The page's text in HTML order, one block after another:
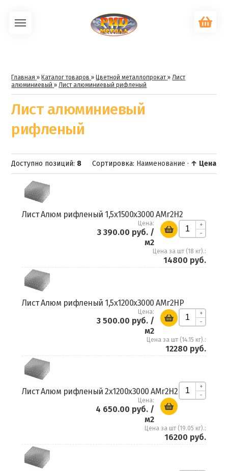
Главная » Каталог товаров » Цветной металлопрокат »Лист
алюминиевый »Лист алюминиевый рифленый
Лист алюминиевый
рифленый
Доступно позиций: 8 Сортировка: Наименование · ↑ Цена
Лист Алюм рифленый 1,5х1500х3000 АМг2Н2
+
-
Цена:
3 390.00 руб. /
м2
Цена за шт (18 кг).:
14800 руб.
Лист Алюм рифленый 1,5х1200х3000 АМг2НР
+
-
Цена:
3 500.00 руб. /
м2
Цена за шт (14.15 кг).:
12280 руб.
Лист Алюм рифленый 2х1200х3000 АМг2Н2 +
-
Цена:
4 650.00 руб. /
м2
Цена за шт (19.05 кг).:
16200 руб.